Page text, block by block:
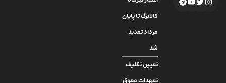
کالابرگ تا پایان
مرداد تمدید
شد
تعیین تکلیف
تعهدات معوق